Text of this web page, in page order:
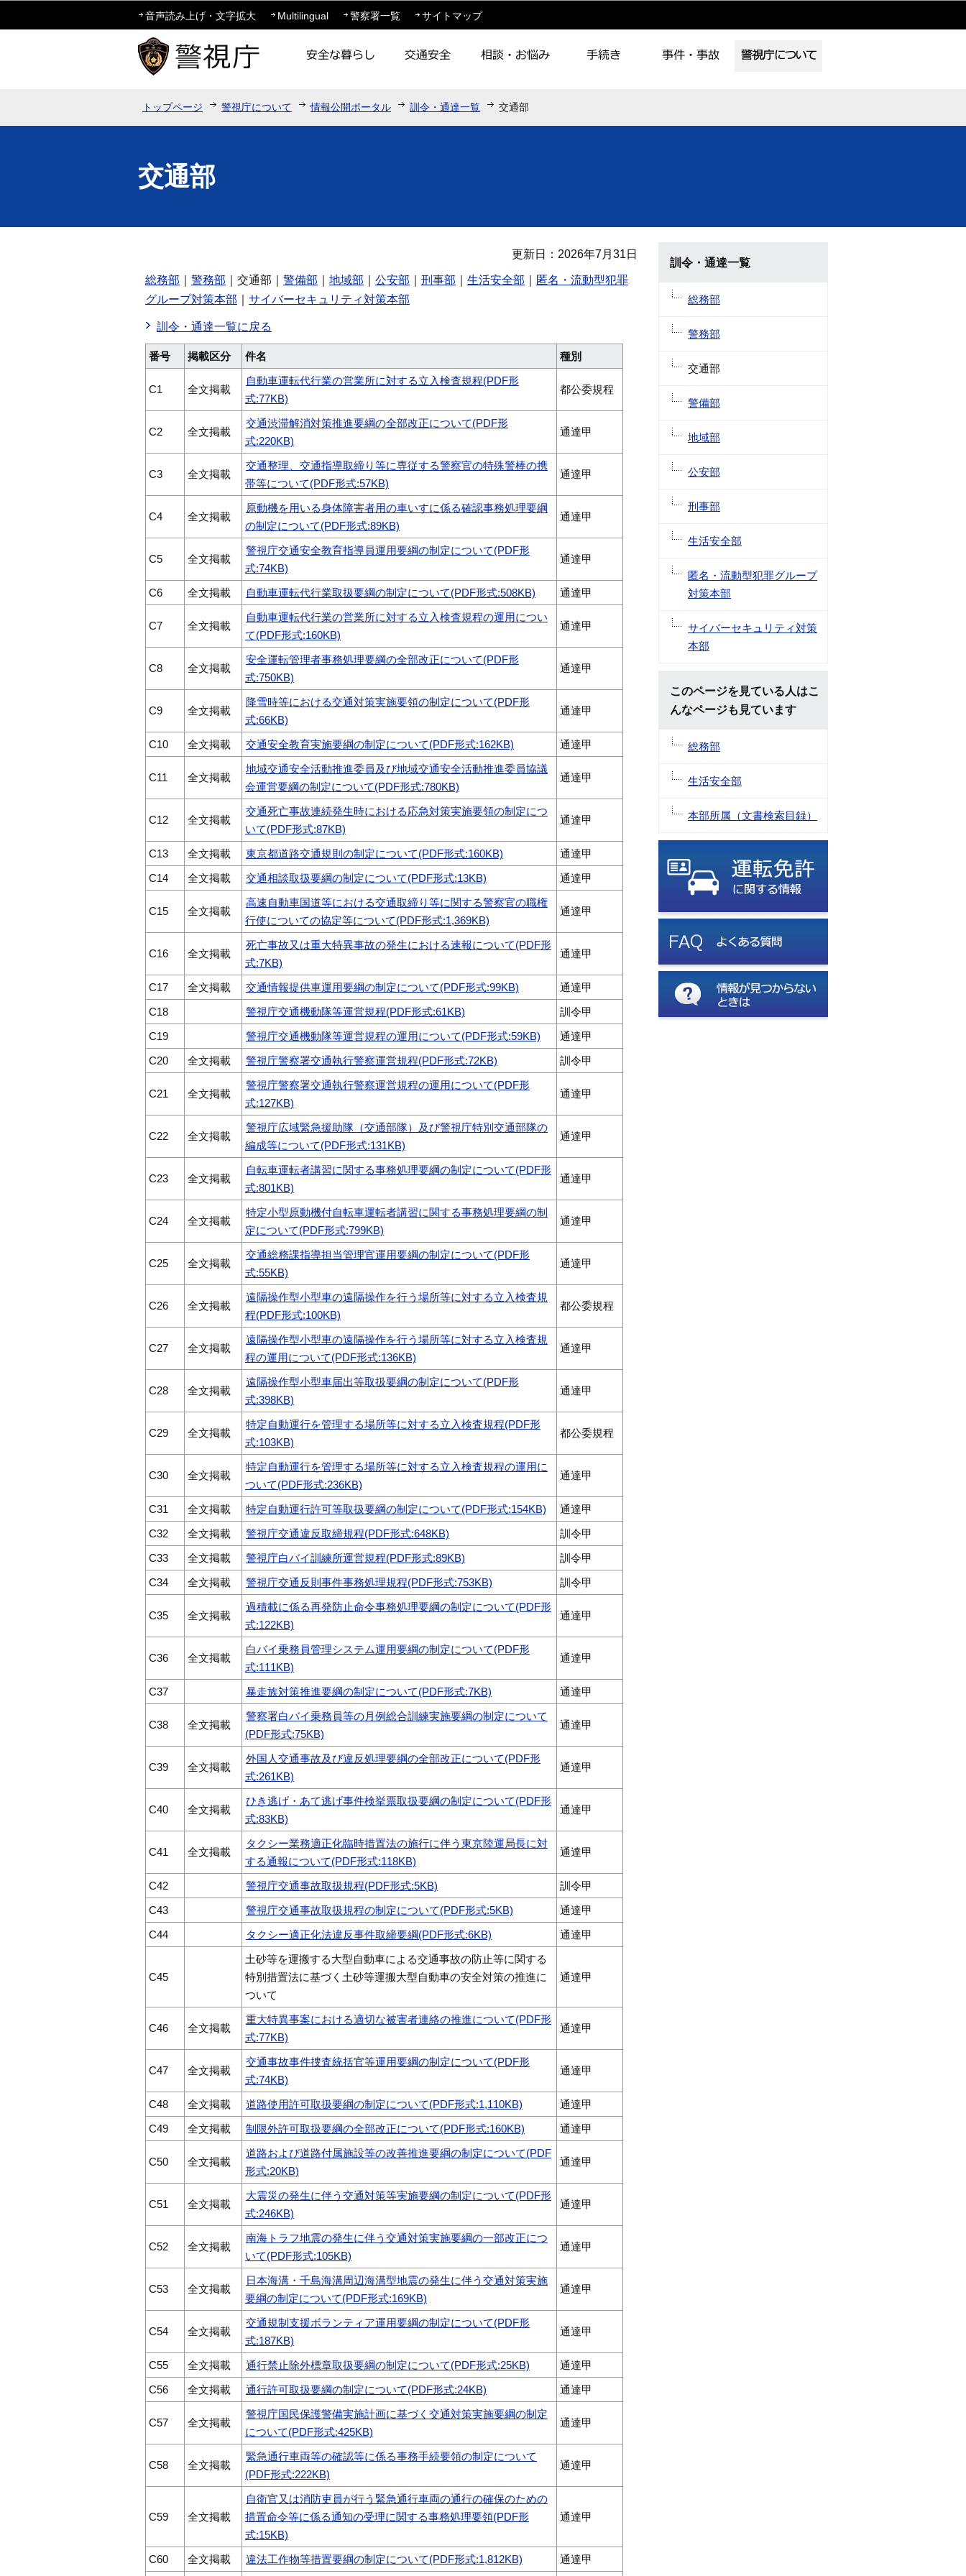
このページの本文へ移動
音声読み上げ・文字拡大 Multilingual 警察署一覧 サイトマップ
トップページ 警視庁について 情報公開ポータル 訓令・通達一覧 交通部
交通部
更新日：2026年7月31日
総務部 警務部 ｜交通部｜ 警備部 地域部 公安部 刑事部 生活安全部
匿名・流動型犯罪
グループ対策本部
サイバーセキュリティ対策本部
訓令・通達一覧に戻る
番号 掲載区分 件名 種別
C1 全文掲載
自動車運転代行業の営業所に対する立入検査規程(PDF形
式:77KB)
都公委規程
C2 全文掲載
交通渋滞解消対策推進要綱の全部改正について(PDF形
式:220KB)
通達甲
C3 全文掲載
交通整理、交通指導取締り等に専従する警察官の特殊警棒の携
帯等について(PDF形式:57KB)
通達甲
C4 全文掲載
原動機を用いる身体障害者用の車いすに係る確認事務処理要綱
の制定について(PDF形式:89KB)
通達甲
C5 全文掲載
警視庁交通安全教育指導員運用要綱の制定について(PDF形
式:74KB)
通達甲
C6 全文掲載 自動車運転代行業取扱要綱の制定について(PDF形式:508KB) 通達甲
C7 全文掲載
自動車運転代行業の営業所に対する立入検査規程の運用につい
て(PDF形式:160KB)
通達甲
C8 全文掲載
安全運転管理者事務処理要綱の全部改正について(PDF形
式:750KB)
通達甲
C9 全文掲載
降雪時等における交通対策実施要領の制定について(PDF形
式:66KB)
通達甲
C10 全文掲載 交通安全教育実施要綱の制定について(PDF形式:162KB) 通達甲
C11 全文掲載
地域交通安全活動推進委員及び地域交通安全活動推進委員協議
会運営要綱の制定について(PDF形式:780KB)
通達甲
C12 全文掲載
交通死亡事故連続発生時における応急対策実施要領の制定につ
いて(PDF形式:87KB)
通達甲
C13 全文掲載 東京都道路交通規則の制定について(PDF形式:160KB)
通達甲
C14
全文掲載 交通相談取扱要綱の制定について(PDF形式:13KB) 通達甲
C15 全文掲載
高速自動車国道等における交通取締り等に関する警察官の職権
行使についての協定等について(PDF形式:1,369KB)
通達甲
C16 全文掲載
死亡事故又は重大特異事故の発生における速報について(PDF形
式:7KB)
通達甲
C17 全文掲載 交通情報提供車運用要綱の制定について(PDF形式:99KB)
通達甲
C18
警視庁交通機動隊等運営規程(PDF形式:61KB)
訓令甲
C19
警視庁交通機動隊等運営規程の運用について(PDF形式:59KB)
通達甲
C20
全文掲載 警視庁警察署交通執行警察運営規程(PDF形式:72KB) 訓令甲
C21 全文掲載
警視庁警察署交通執行警察運営規程の運用について(PDF形
式:127KB)
通達甲
C22 全文掲載
警視庁広域緊急援助隊（交通部隊）及び警視庁特別交通部隊の
編成等について(PDF形式:131KB)
通達甲
C23 全文掲載
自転車運転者講習に関する事務処理要綱の制定について(PDF形
式:801KB)
通達甲
C24 全文掲載
特定小型原動機付自転車運転者講習に関する事務処理要綱の制
定について(PDF形式:799KB)
通達甲
C25 全文掲載
交通総務課指導担当管理官運用要綱の制定について(PDF形
式:55KB)
通達甲
C26 全文掲載
遠隔操作型小型車の遠隔操作を行う場所等に対する立入検査規
程(PDF形式:100KB)
都公委規程
C27 全文掲載
遠隔操作型小型車の遠隔操作を行う場所等に対する立入検査規
程の運用について(PDF形式:136KB)
通達甲
C28 全文掲載
遠隔操作型小型車届出等取扱要綱の制定について(PDF形
式:398KB)
通達甲
C29 全文掲載
特定自動運行を管理する場所等に対する立入検査規程(PDF形
式:103KB)
都公委規程
C30 全文掲載
特定自動運行を管理する場所等に対する立入検査規程の運用に
ついて(PDF形式:236KB)
通達甲
C31 全文掲載 特定自動運行許可等取扱要綱の制定について(PDF形式:154KB)
通達甲
C32
全文掲載 警視庁交通違反取締規程(PDF形式:648KB)
訓令甲
C33
全文掲載 警視庁白バイ訓練所運営規程(PDF形式:89KB)
訓令甲
C34
全文掲載 警視庁交通反則事件事務処理規程(PDF形式:753KB) 訓令甲
C35 全文掲載
過積載に係る再発防止命令事務処理要綱の制定について(PDF形
式:122KB)
通達甲
C36 全文掲載
白バイ乗務員管理システム運用要綱の制定について(PDF形
式:111KB)
通達甲
C37 暴走族対策推進要綱の制定について(PDF形式:7KB) 通達甲
C38 全文掲載
警察署白バイ乗務員等の月例総合訓練実施要綱の制定について
(PDF形式:75KB)
通達甲
C39 全文掲載
外国人交通事故及び違反処理要綱の全部改正について(PDF形
式:261KB)
通達甲
C40 全文掲載
ひき逃げ・あて逃げ事件検挙票取扱要綱の制定について(PDF形
式:83KB)
通達甲
C41 全文掲載
タクシー業務適正化臨時措置法の施行に伴う東京陸運局長に対
する通報について(PDF形式:118KB)
通達甲
C42 警視庁交通事故取扱規程(PDF形式:5KB)
訓令甲
C43
警視庁交通事故取扱規程の制定について(PDF形式:5KB)
通達甲
C44
タクシー適正化法違反事件取締要綱(PDF形式:6KB) 通達甲
C45
土砂等を運搬する大型自動車による交通事故の防止等に関する
特別措置法に基づく土砂等運搬大型自動車の安全対策の推進に
ついて
通達甲
C46 全文掲載
重大特異事案における適切な被害者連絡の推進について(PDF形
式:77KB)
通達甲
C47 全文掲載
交通事故事件捜査統括官等運用要綱の制定について(PDF形
式:74KB)
通達甲
C48 全文掲載 道路使用許可取扱要綱の制定について(PDF形式:1,110KB)
通達甲
C49
全文掲載 制限外許可取扱要綱の全部改正について(PDF形式:160KB) 通達甲
C50 全文掲載
道路および道路付属施設等の改善推進要綱の制定について(PDF
形式:20KB)
通達甲
C51 全文掲載
大震災の発生に伴う交通対策等実施要綱の制定について(PDF形
式:246KB)
通達甲
C52 全文掲載
南海トラフ地震の発生に伴う交通対策実施要綱の一部改正につ
いて(PDF形式:105KB)
通達甲
C53 全文掲載
日本海溝・千島海溝周辺海溝型地震の発生に伴う交通対策実施
要綱の制定について(PDF形式:169KB)
通達甲
C54 全文掲載
交通規制支援ボランティア運用要綱の制定について(PDF形
式:187KB)
通達甲
C55 全文掲載 通行禁止除外標章取扱要綱の制定について(PDF形式:25KB)
通達甲
C56
全文掲載 通行許可取扱要綱の制定について(PDF形式:24KB) 通達甲
C57 全文掲載
警視庁国民保護警備実施計画に基づく交通対策実施要綱の制定
について(PDF形式:425KB)
通達甲
C58 全文掲載
緊急通行車両等の確認等に係る事務手続要領の制定について
(PDF形式:222KB)
通達甲
C59 全文掲載
自衛官又は消防吏員が行う緊急通行車両の通行の確保のための
措置命令等に係る通知の受理に関する事務処理要領(PDF形
式:15KB)
通達甲
C60 全文掲載 違法工作物等措置要綱の制定について(PDF形式:1,812KB) 通達甲
訓令・通達一覧
総務部
警務部
交通部
警備部
地域部
公安部
刑事部
生活安全部
匿名・流動型犯罪グループ
対策本部
サイバーセキュリティ対策
本部
このページを見ている人はこ
んなページも見ています
総務部
生活安全部
本部所属（文書検索目録）